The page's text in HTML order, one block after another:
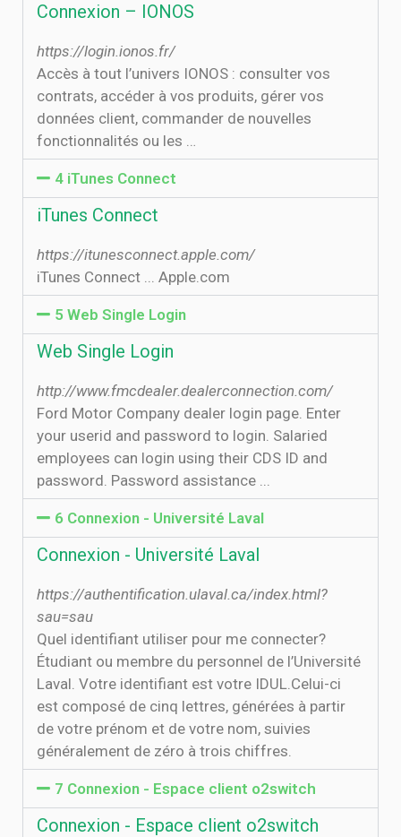
Connexion – IONOS
https://login.ionos.fr/
Accès à tout l’univers IONOS : consulter vos
contrats, accéder à vos produits, gérer vos
données client, commander de nouvelles
fonctionnalités ou les …
4 iTunes Connect
iTunes Connect
https://itunesconnect.apple.com/
iTunes Connect ... Apple.com
5 Web Single Login
Web Single Login
http://www.fmcdealer.dealerconnection.com/
Ford Motor Company dealer login page. Enter
your userid and password to login. Salaried
employees can login using their CDS ID and
password. Password assistance ...
6 Connexion - Université Laval
Connexion - Université Laval
https://authentification.ulaval.ca/index.html?
sau=sau
Quel identifiant utiliser pour me connecter?
Étudiant ou membre du personnel de l’Université
Laval. Votre identifiant est votre IDUL.Celui-ci
est composé de cinq lettres, générées à partir
de votre prénom et de votre nom, suivies
généralement de zéro à trois chiffres.
7 Connexion - Espace client o2switch
Connexion - Espace client o2switch